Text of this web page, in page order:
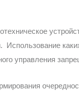
Использование
управления